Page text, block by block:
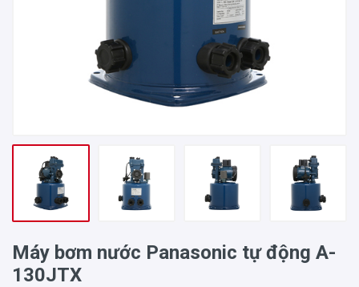
Máy bơm nước Panasonic tự động A-
130JTX